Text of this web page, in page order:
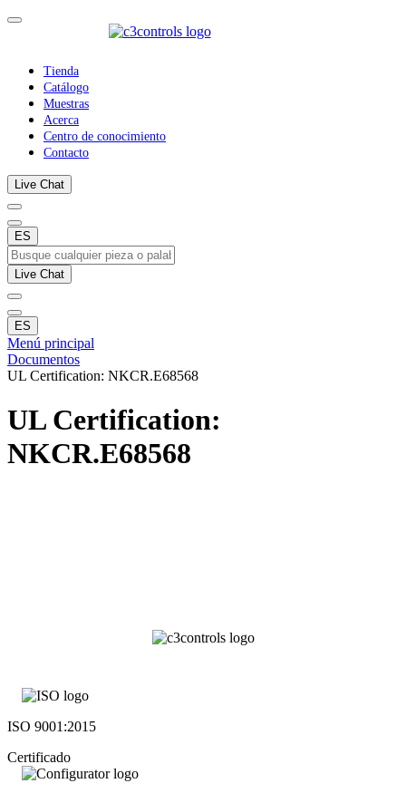
Tienda
Catálogo
Muestras
Acerca
Centro de conocimiento
Contacto
Live Chat
ES
Live Chat
ES
Menú principal
Documentos
UL Certification: NKCR.E68568
UL Certification:
NKCR.E68568
ISO 9001:2015
Certificado